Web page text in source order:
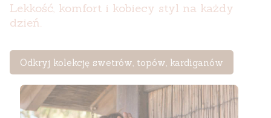
Lekkość, komfort i kobiecy styl na każdy
dzień.
Odkryj kolekcję swetrów, topów, kardiganów